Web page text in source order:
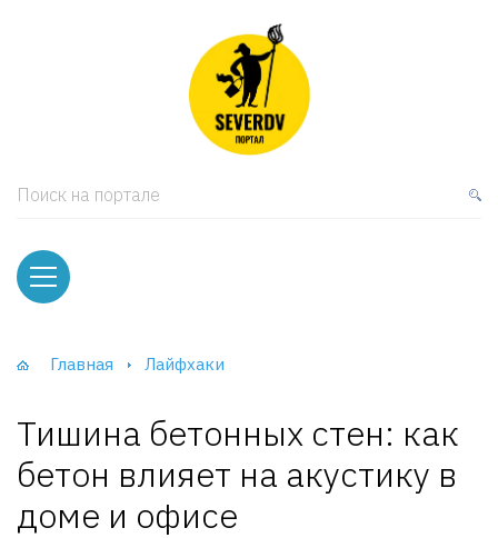
Поиск на портале
Главная Лайфхаки
Тишина бетонных стен: как
бетон влияет на акустику в
доме и офисе
и тумбы
и Шкафы-Купе